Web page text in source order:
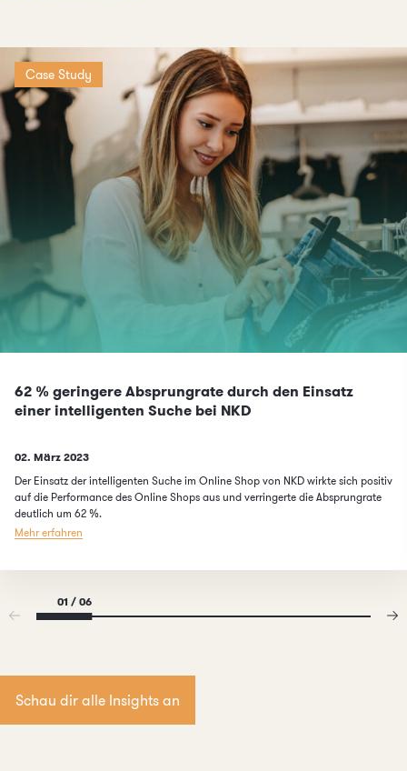
Case Study
62 % geringere Absprungrate durch den Einsatz
einer intelligenten Suche bei NKD
Published on
02. März 2023
Der Einsatz der intelligenten Suche im Online Shop von NKD wirkte sich positiv
auf die Performance des Online Shops aus und verringerte die Absprungrate
deutlich um 62 %.
Mehr erfahren
01 / 06
Schau dir alle Insights an